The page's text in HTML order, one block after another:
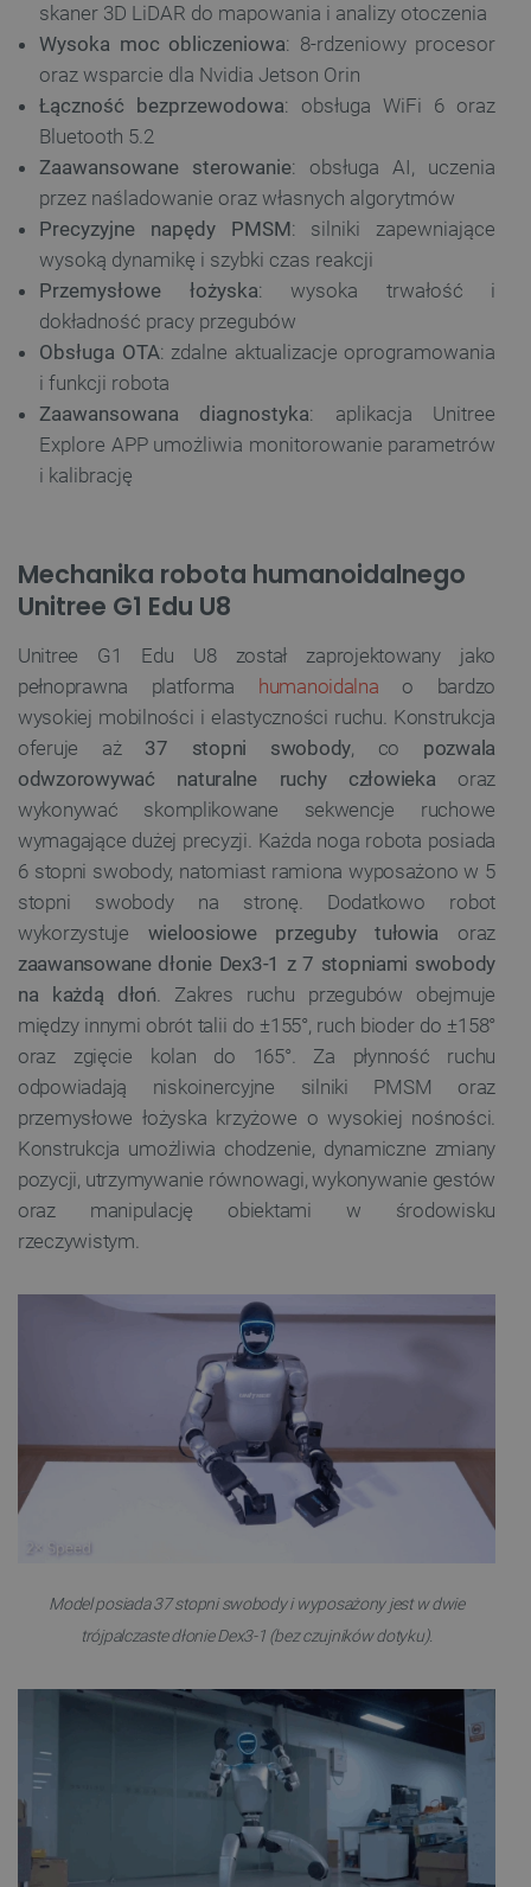
skaner 3D LiDAR do mapowania i analizy otoczenia
Wysoka moc obliczeniowa: 8-rdzeniowy procesor
oraz wsparcie dla Nvidia Jetson Orin
Łączność bezprzewodowa: obsługa WiFi 6 oraz
Bluetooth 5.2
Zaawansowane sterowanie: obsługa AI, uczenia
przez naśladowanie oraz własnych algorytmów
Precyzyjne napędy PMSM: silniki zapewniające
wysoką dynamikę i szybki czas reakcji
Przemysłowe łożyska: wysoka trwałość i
dokładność pracy przegubów
Obsługa OTA: zdalne aktualizacje oprogramowania
i funkcji robota
Zaawansowana diagnostyka: aplikacja Unitree
Explore APP umożliwia monitorowanie parametrów
i kalibrację
Mechanika robota humanoidalnego
Unitree G1 Edu U8
Unitree G1 Edu U8 został zaprojektowany jako
pełnoprawna platforma
humanoidalna o bardzo
wysokiej mobilności i elastyczności ruchu. Konstrukcja
oferuje aż 37 stopni swobody, co pozwala
odwzorowywać naturalne ruchy człowieka oraz
wykonywać skomplikowane sekwencje ruchowe
wymagające dużej precyzji. Każda noga robota posiada
6 stopni swobody, natomiast ramiona wyposażono w 5
stopni swobody na stronę. Dodatkowo robot
wykorzystuje wieloosiowe przeguby tułowia oraz
zaawansowane dłonie Dex3-1 z 7 stopniami swobody
na każdą dłoń. Zakres ruchu przegubów obejmuje
między innymi obrót talii do ±155°, ruch bioder do ±158°
oraz zgięcie kolan do 165°. Za płynność ruchu
odpowiadają niskoinercyjne silniki PMSM oraz
przemysłowe łożyska krzyżowe o wysokiej nośności.
Konstrukcja umożliwia chodzenie, dynamiczne zmiany
pozycji, utrzymywanie równowagi, wykonywanie gestów
oraz manipulację obiektami w środowisku
rzeczywistym.
Model posiada 37 stopni swobody i wyposażony jest w dwie
trójpalczaste dłonie Dex3-1 (bez czujników dotyku).